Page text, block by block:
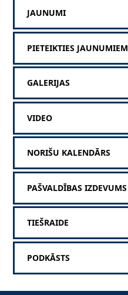
JAUNUMI
PIETEIKTIES JAUNUMIEM
GALERIJAS
VIDEO
NORIŠU KALENDĀRS
PAŠVALDĪBAS IZDEVUMS
TIEŠRAIDE
PODKĀSTS